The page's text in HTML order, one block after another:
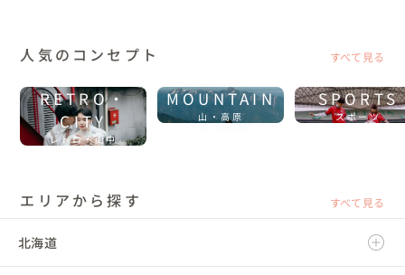
人気のコンセプト すべて見る
RETRO・
CITY
レトロ・街中
MOUNTAIN
山・高原
SPORTS
スポーツ
エリアから探す すべて見る
北海道